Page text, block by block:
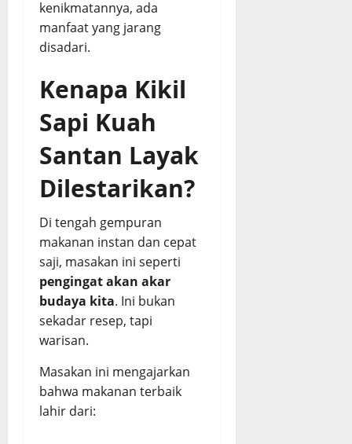
kenikmatannya, ada
manfaat yang jarang
disadari.
Kenapa Kikil
Sapi Kuah
Santan Layak
Dilestarikan?
Di tengah gempuran
makanan instan dan cepat
saji, masakan ini seperti
pengingat akan akar
budaya kita. Ini bukan
sekadar resep, tapi
warisan.
Masakan ini mengajarkan
bahwa makanan terbaik
lahir dari: